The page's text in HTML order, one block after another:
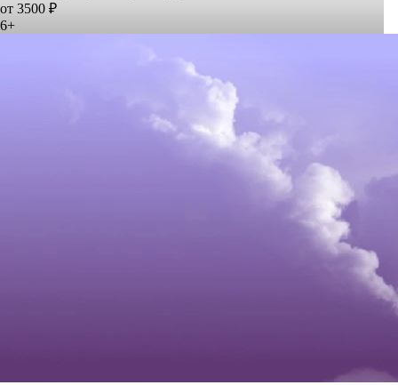
от 3500 ₽
6+